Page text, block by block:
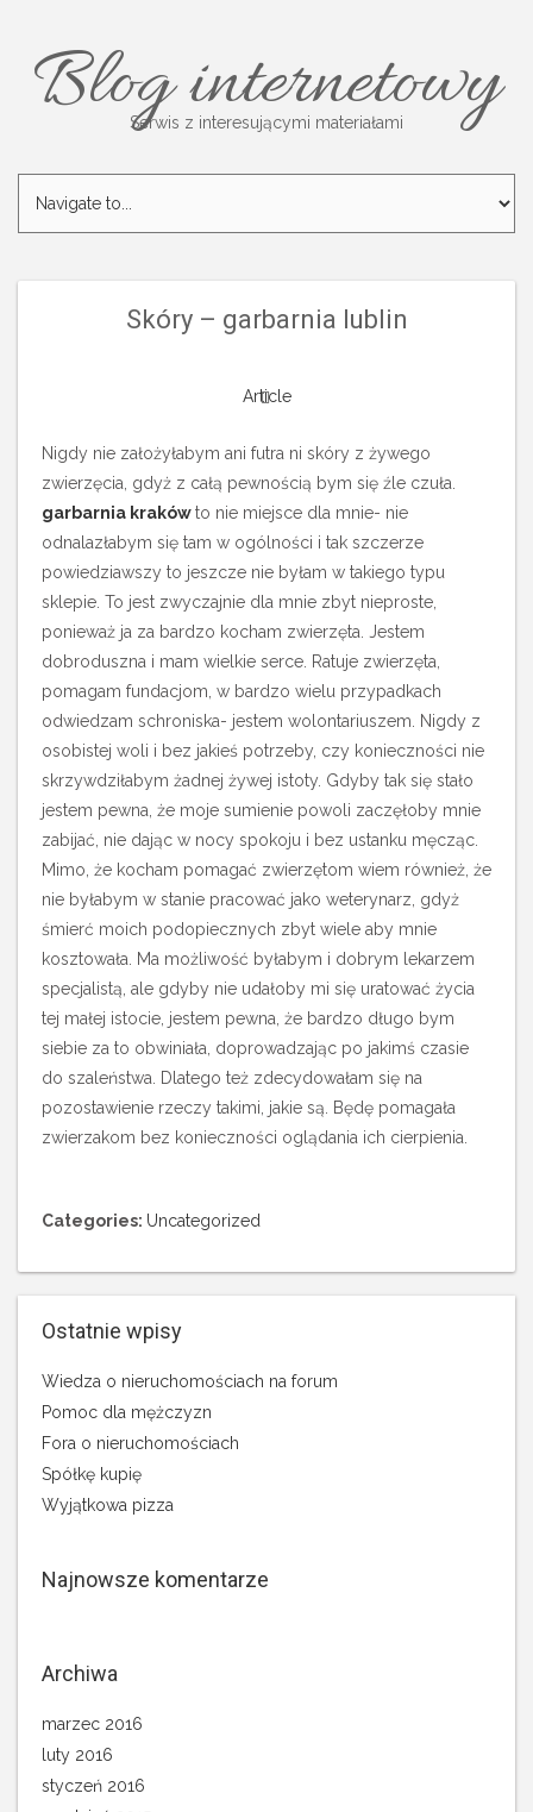
Blog internetowy
Serwis z interesującymi materiałami
Skóry – garbarnia lublin
Article
Nigdy nie założyłabym ani futra ni skóry z żywego
zwierzęcia, gdyż z całą pewnością bym się źle czuła.
garbarnia krakówto nie miejsce dla mnie- nie
odnalazłabym się tam w ogólności i tak szczerze
powiedziawszy to jeszcze nie byłam w takiego typu
sklepie. To jest zwyczajnie dla mnie zbyt nieproste,
ponieważ ja za bardzo kocham zwierzęta. Jestem
dobroduszna i mam wielkie serce. Ratuje zwierzęta,
pomagam fundacjom, w bardzo wielu przypadkach
odwiedzam schroniska- jestem wolontariuszem. Nigdy z
osobistej woli i bez jakieś potrzeby, czy konieczności nie
skrzywdziłabym żadnej żywej istoty. Gdyby tak się stało
jestem pewna, że moje sumienie powoli zaczęłoby mnie
zabijać, nie dając w nocy spokoju i bez ustanku męcząc.
Mimo, że kocham pomagać zwierzętom wiem również, że
nie byłabym w stanie pracować jako weterynarz, gdyż
śmierć moich podopiecznych zbyt wiele aby mnie
kosztowała. Ma możliwość byłabym i dobrym lekarzem
specjalistą, ale gdyby nie udałoby mi się uratować życia
tej małej istocie, jestem pewna, że bardzo długo bym
siebie za to obwiniała, doprowadzając po jakimś czasie
do szaleństwa. Dlatego też zdecydowałam się na
pozostawienie rzeczy takimi, jakie są. Będę pomagała
zwierzakom bez konieczności oglądania ich cierpienia.
Categories: Uncategorized
Ostatnie wpisy
Wiedza o nieruchomościach na forum
Pomoc dla mężczyzn
Fora o nieruchomościach
Spółkę kupię
Wyjątkowa pizza
Najnowsze komentarze
Archiwa
marzec 2016
luty 2016
styczeń 2016